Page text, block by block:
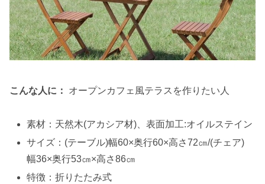
こんな人に： オープンカフェ風テラスを作りたい人
素材：天然木(アカシア材)、表面加工:オイルステイン
サイズ：(テーブル)幅60×奥行60×高さ72㎝/(チェア)
幅36×奥行53㎝×高さ86㎝
特徴：折りたたみ式